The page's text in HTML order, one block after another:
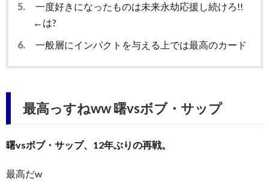
5.
一度好きになったものは未来永劫応援し続けろ!!
←は?
6.
一般層にインパクトを与える上では最高のカード
最高っすねww 曙vsボブ・サップ
曙vsボブ・サップ、12年ぶりの再戦。
最高だw